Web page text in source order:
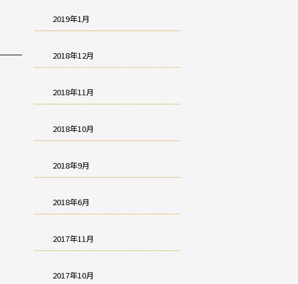
2019年1月
2018年12月
2018年11月
2018年10月
2018年9月
2018年6月
2017年11月
2017年10月